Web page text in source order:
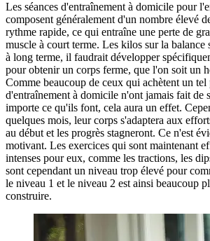
Les séances d'entraînement à domicile pour
composent généralement d'un nombre élevé
rythme rapide, ce qui entraîne une perte de
muscle à court terme. Les kilos sur la balance
à long terme, il faudrait développer
pour obtenir un corps ferme, que l'on soit un
Comme beaucoup de ceux qui achètent un tel
d'entraînement à domicile n'ont jamais fait de
importe ce qu'ils font, cela aura un effet.
quelques mois, leur corps s'adaptera aux
au début et les progrès stagneront. Ce n'est
motivant. Les exercices qui sont maintenant
intenses pour eux, comme les tractions, les
sont cependant un niveau trop élevé pour
le niveau 1 et le niveau 2 est ainsi beaucoup
construire.